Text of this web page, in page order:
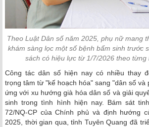
Theo Luật Dân số năm 2025, phụ nữ mang
khám sàng lọc một số bệnh bẩm sinh trước
sách có hiệu lực từ 1/7/2026 theo từng
Công tác dân số hiện nay có nhiều thay
trọng tâm từ "kế hoạch hóa" sang "dân số và
ứng với xu hướng già hóa dân số và giải
sinh trong tình hình hiện nay. Bám sát
72/NQ-CP của Chính phủ và định hướng
2025, thời gian qua, tỉnh Tuyên Quang đã